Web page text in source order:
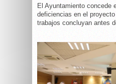
El Ayuntamiento concede
deficiencias en el
trabajos concluyan antes